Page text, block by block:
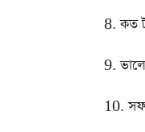
8. কত
9.
10.